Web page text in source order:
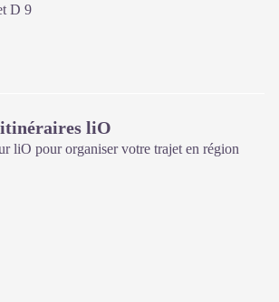
D 9
liO
liO pour organiser votre trajet en région